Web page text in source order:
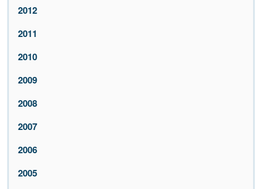
2012
2011
2010
2009
2008
2007
2006
2005